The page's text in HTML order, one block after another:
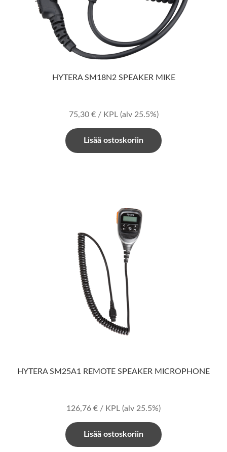
HYTERA SM18N2 SPEAKER MIKE
75,30 €/ KPL (alv 25.5%)
Lisää ostoskoriin
HYTERA SM25A1 REMOTE SPEAKER MICROPHONE
126,76 € / KPL (alv 25.5%)
Lisää ostoskoriin